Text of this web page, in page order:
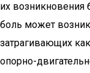
их
боль может
затрагивающих
опорно-